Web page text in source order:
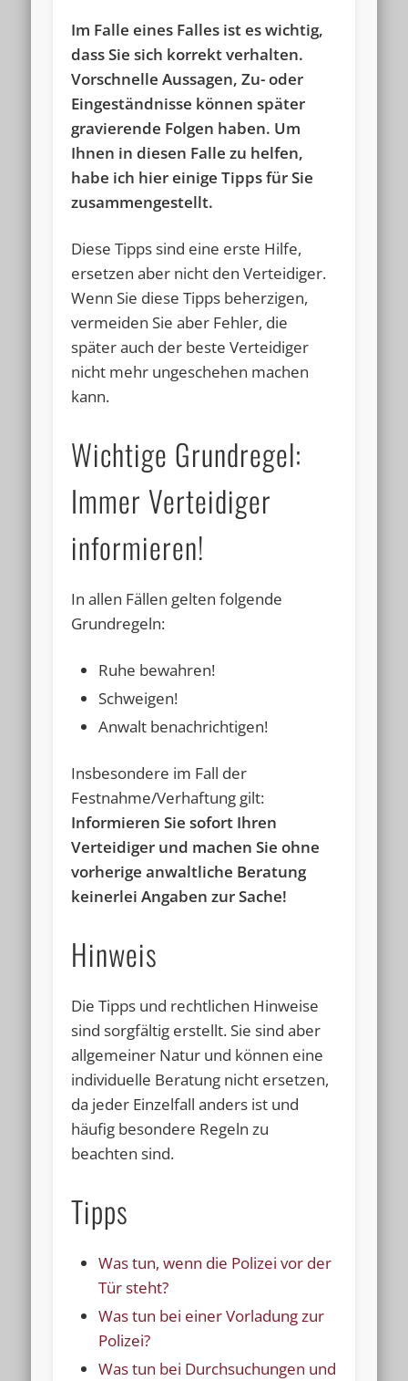
westen@kanzlei-westen.de
[ga_optout]
Häufig gelesen:
Ärger mit Finanzamt, Zoll, Polizei? Vorladung, Strafbefehl,...
282.236x gelesen
- 52.494x gelesen
Tipp: Verjährung der Steuerhinterziehung- 36.321x gelesen
Tipp: Was tun bei Durchsuchung und Hausdurchsuchung?
35.662x gelesen
- 34.577x gelesen
Tipp: Was tun, wenn die Polizei vor der Tür steht?- 23.425x
Hilfe im Steuerstreit
- 18.651x gelesen
- 17.100x gelesen
Schlagworte
Durchsuchung Durchsuchungsbeschluss
Ermittlungsverfahren Festnahme
Gerichtsverhandlung
Haftbeschwerde Haftprüfung
Hausdurchsuchung
Steuerhinterziehung Strafbefehl
Strafverfahren Tipp Untersuchungshaft
Verhaftung Verjährung Vorladung
Im Falle eines Falles ist es wichtig,
dass Sie sich korrekt verhalten.
Vorschnelle Aussagen, Zu- oder
Eingeständnisse können später
gravierende Folgen haben. Um
Ihnen in diesen Falle zu helfen,
habe ich hier einige Tipps für Sie
zusammengestellt.
Diese Tipps sind eine erste Hilfe,
ersetzen aber nicht den Verteidiger.
Wenn Sie diese Tipps beherzigen,
vermeiden Sie aber Fehler, die
später auch der beste Verteidiger
nicht mehr ungeschehen machen
kann.
Wichtige Grundregel:
Immer Verteidiger
informieren!
In allen Fällen gelten folgende
Grundregeln:
Ruhe bewahren!
Schweigen!
Anwalt benachrichtigen!
Insbesondere im Fall der
Festnahme/Verhaftung gilt:
Informieren Sie sofort Ihren
Verteidiger und machen Sie ohne
vorherige anwaltliche Beratung
keinerlei Angaben zur Sache!
Hinweis
Die Tipps und rechtlichen Hinweise
sind sorgfältig erstellt. Sie sind aber
allgemeiner Natur und können eine
individuelle Beratung nicht ersetzen,
da jeder Einzelfall anders ist und
häufig besondere Regeln zu
beachten sind.
Tipps
Was tun, wenn die Polizei vor der
Tür steht?
Was tun bei einer Vorladung zur
Polizei?
Was tun bei Durchsuchungen und